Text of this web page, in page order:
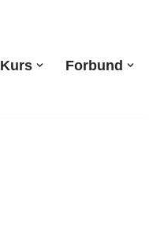
Kurs Forbund